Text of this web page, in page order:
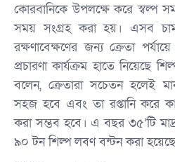
কোরবানিকে উপলক্ষে করে স্বল্প
সময় সংগ্রহ করা হয়। এসব
রক্ষণাবেক্ষণের জন্য ক্রেতা
প্রচারণা কার্যক্রম হাতে নিয়েছে
বলেন, ক্রেতারা সচেতন হলেই
সহজ হবে এবং তা রপ্তানি করে
করা সম্ভব হবে। এ বছর ৩৫’টি
৯০ টন শিল্প লবণ বন্টন করা